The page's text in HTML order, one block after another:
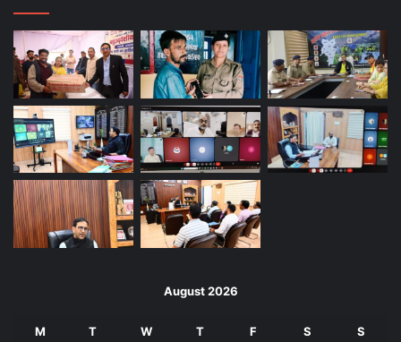
August 2026
M T W T F S S